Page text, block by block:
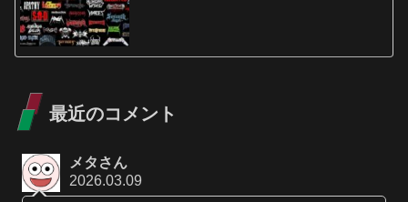
最近のコメント
メタさん
2026.03.09